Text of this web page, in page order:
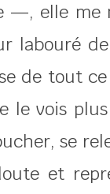
—, elle me
labouré
de tout
le vois
se
et